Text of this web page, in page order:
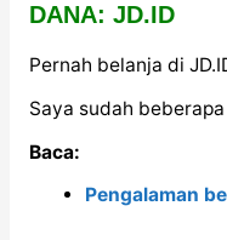
DANA: JD.ID
Pernah belanja di
Saya sudah
Baca:
Pengalaman